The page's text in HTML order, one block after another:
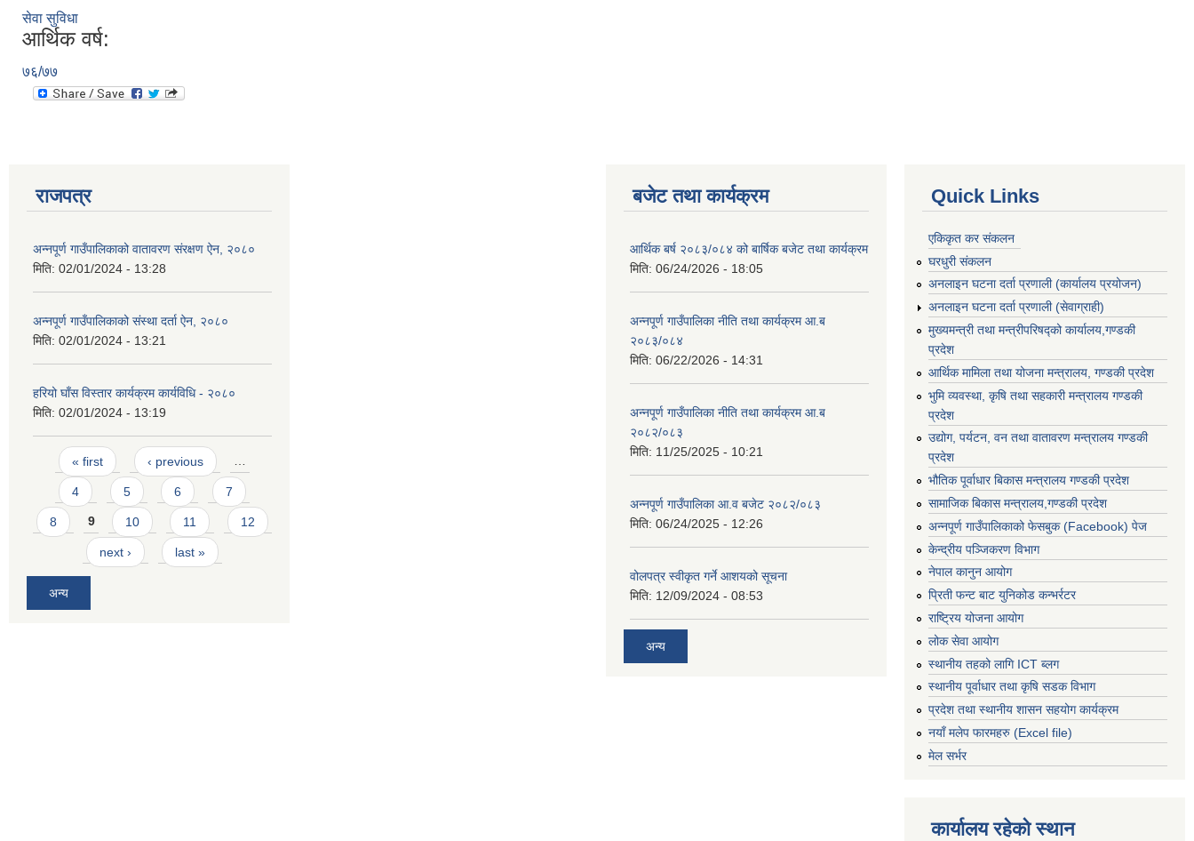
सेवा सुविधा
आर्थिक वर्ष:
७६/७७
राजपत्र
अन्नपूर्ण गाउँपालिकाको वातावरण संरक्षण ऐन, २०८०
मिति: 02/01/2024 - 13:28
अन्नपूर्ण गाउँपालिकाको संस्था दर्ता ऐन, २०८०
मिति: 02/01/2024 - 13:21
हरियो घाँस विस्तार कार्यक्रम कार्यविधि - २०८०
मिति: 02/01/2024 - 13:19
Pages
« first ‹ previous …
4 5 6 7
8 9 10 11 12
next › last »
अन्य
बजेट तथा कार्यक्रम
आर्थिक बर्ष २०८३/०८४ को बार्षिक बजेट तथा कार्यक्रम
मिति: 06/24/2026 - 18:05
अन्नपूर्ण गाउँपालिका नीति तथा कार्यक्रम आ.ब
२०८३/०८४
मिति: 06/22/2026 - 14:31
अन्नपूर्ण गाउँपालिका नीति तथा कार्यक्रम आ.ब
२०८२/०८३
मिति: 11/25/2025 - 10:21
अन्नपूर्ण गाउँपालिका आ.व बजेट २०८२/०८३
मिति: 06/24/2025 - 12:26
वोलपत्र स्वीकृत गर्ने आशयको सूचना
मिति: 12/09/2024 - 08:53
अन्य
Quick Links
एकिकृत कर संकलन
घरधुरी संकलन
अनलाइन घटना दर्ता प्रणाली (कार्यालय प्रयोजन)
अनलाइन घटना दर्ता प्रणाली (सेवाग्राही)
मुख्यमन्त्री तथा मन्त्रीपरिषद्को कार्यालय,गण्डकी
प्रदेश
आर्थिक मामिला तथा योजना मन्त्रालय, गण्डकी प्रदेश
भुमि व्यवस्था, कृषि तथा सहकारी मन्त्रालय गण्डकी
प्रदेश
उद्योग, पर्यटन, वन तथा वातावरण मन्त्रालय गण्डकी
प्रदेश
भौतिक पूर्वाधार बिकास मन्त्रालय गण्डकी प्रदेश
सामाजिक बिकास मन्त्रालय,गण्डकी प्रदेश
अन्नपूर्ण गाउँपालिकाको फेसबुक (Facebook) पेज
केन्द्रीय पञ्जिकरण विभाग
नेपाल कानुन आयोग
प्रिती फन्ट बाट युनिकोड कन्भर्रटर
राष्ट्रिय योजना आयोग
लोक सेवा आयोग
स्थानीय तहको लागि ICT ब्लग
स्थानीय पूर्वाधार तथा कृषि सडक विभाग
प्रदेश तथा स्थानीय शासन सहयोग कार्यक्रम
नयाँ मलेप फारमहरु (Excel file)
मेल सर्भर
कार्यालय रहेको स्थान